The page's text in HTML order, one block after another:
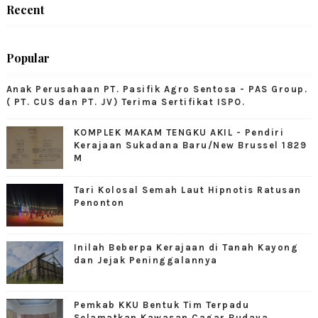
Recent
Popular
Anak Perusahaan PT. Pasifik Agro Sentosa - PAS Group.
( PT. CUS dan PT. JV) Terima Sertifikat ISPO.
KOMPLEK MAKAM TENGKU AKIL - Pendiri
Kerajaan Sukadana Baru/New Brussel 1829
M
Tari Kolosal Semah Laut Hipnotis Ratusan
Penonton
Inilah Beberpa Kerajaan di Tanah Kayong
dan Jejak Peninggalannya
Pemkab KKU Bentuk Tim Terpadu